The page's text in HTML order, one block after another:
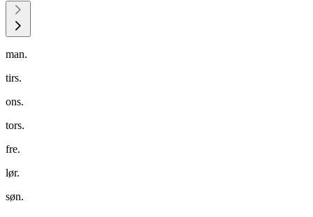
man.
tirs.
ons.
tors.
fre.
lør.
søn.